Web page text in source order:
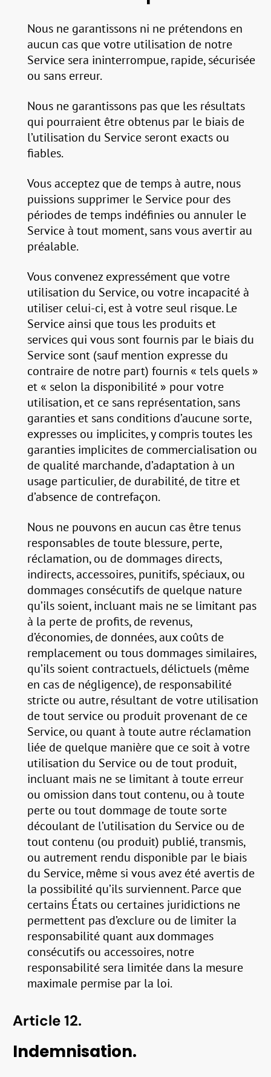
Nous ne garantissons ni ne prétendons en
aucun cas que votre utilisation de notre
Service sera ininterrompue, rapide, sécurisée
ou sans erreur.
Nous ne garantissons pas que les résultats
qui pourraient être obtenus par le biais de
l’utilisation du Service seront exacts ou
fiables.
Vous acceptez que de temps à autre, nous
puissions supprimer le Service pour des
périodes de temps indéfinies ou annuler le
Service à tout moment, sans vous avertir au
préalable.
Vous convenez expressément que votre
utilisation du Service, ou votre incapacité à
utiliser celui-ci, est à votre seul risque. Le
Service ainsi que tous les produits et
services qui vous sont fournis par le biais du
Service sont (sauf mention expresse du
contraire de notre part) fournis « tels quels »
et « selon la disponibilité » pour votre
utilisation, et ce sans représentation, sans
garanties et sans conditions d’aucune sorte,
expresses ou implicites, y compris toutes les
garanties implicites de commercialisation ou
de qualité marchande, d’adaptation à un
usage particulier, de durabilité, de titre et
d’absence de contrefaçon.
Nous ne pouvons en aucun cas être tenus
responsables de toute blessure, perte,
réclamation, ou de dommages directs,
indirects, accessoires, punitifs, spéciaux, ou
dommages consécutifs de quelque nature
qu’ils soient, incluant mais ne se limitant pas
à la perte de profits, de revenus,
d’économies, de données, aux coûts de
remplacement ou tous dommages similaires,
qu’ils soient contractuels, délictuels (même
en cas de négligence), de responsabilité
stricte ou autre, résultant de votre utilisation
de tout service ou produit provenant de ce
Service, ou quant à toute autre réclamation
liée de quelque manière que ce soit à votre
utilisation du Service ou de tout produit,
incluant mais ne se limitant à toute erreur
ou omission dans tout contenu, ou à toute
perte ou tout dommage de toute sorte
découlant de l’utilisation du Service ou de
tout contenu (ou produit) publié, transmis,
ou autrement rendu disponible par le biais
du Service, même si vous avez été avertis de
la possibilité qu’ils surviennent. Parce que
certains États ou certaines juridictions ne
permettent pas d’exclure ou de limiter la
responsabilité quant aux dommages
consécutifs ou accessoires, notre
responsabilité sera limitée dans la mesure
maximale permise par la loi.
Article 12.
Indemnisation.